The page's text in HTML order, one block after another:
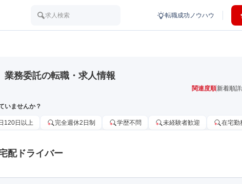
求人検索 転職成功ノウハウ
業務委託の転職・求人情報
関連度順新着順
いませんか？
120日以上 完全週休2日制 学歴不問 未経験者歓迎 在宅勤
配ドライバー